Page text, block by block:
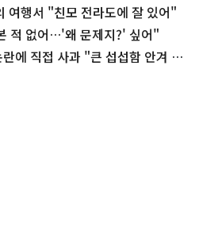
여행서 "친모 전라도에 잘 있어"
적 없어…'왜 문제지?' 싶어"
에 직접 사과 "큰 섭섭함 안겨 미